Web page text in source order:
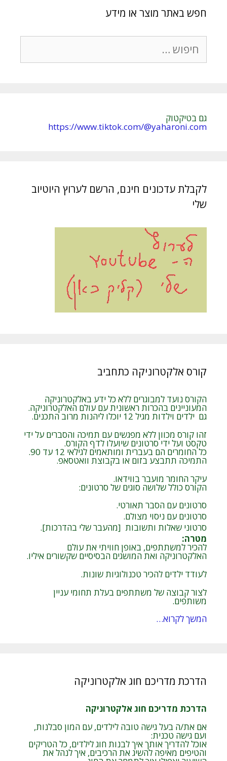
nחפש באתר מוצר או מידע
חיפוש:
גם בטיקטוק
https://www.tiktok.com/@yaharoni.com
לקבלת עדכונים חינם, הרשם לערוץ היוטיוב
שלי
קורס אלקטרוניקה כתחביב
הקורס נועד למבוגרים ללא כל ידע באלקטרוניקה
המעוניינים בהכרות ראשונית עם עולם האלקטרוניקה.
גם ילדים וילדות מגיל 12 יוכלו ליהנות מרוב התכנים.
זהו קורס מכוון ללא מפגשים עם תמיכה והסברים על ידי
טקסט ועל ידי סרטונים שיועלו לדף הקורס.
כל החומרים הם בעברית ומותאמים לגילאי 12 עד 90.
התמיכה תתבצע בזום או בקבוצת וואטסאפ.
עיקר החומר מועבר בווידאו.
הקורס כולל שלושה סוגים של סרטונים:
סרטונים עם הסבר תאורטי.
סרטונים עם ניסוי מצולם.
סרטוני שאלות ותשובות [מהעבר שלי בהדרכות].
מטרה:
להכיר למשתתפים, באופן חוויתי את עולם
האלקטרוניקה ואת המושגים הבסיסיים שקשורים איליו.
לעודד ילדים להכיר טכנולוגיות שונות.
לצור קבוצה של משתתפים בעלת תחומי עניין
משותפים.
המשך לקרוא…
הדרכת מדריכם חוג אלקטרוניקה
הדרכת מדריכם חוג אלקטרוניקה
אם את/ה בעל גישה טובה לילדים, עם המון סבלנות,
ועם גישה טכנית:
אוכל להדריך אותך איך לבנות חוג לילדים, כל הטריקים
והטיפים מאיפה להשיג את הרכיבים, איך לנהל את